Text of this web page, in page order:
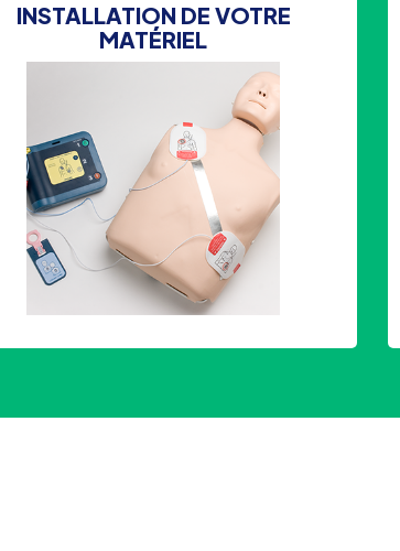
INSTALLATION DE VOTRE
MATÉRIEL